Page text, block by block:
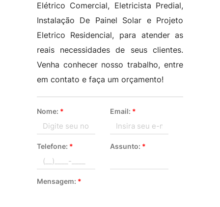
Elétrico Comercial, Eletricista Predial,
Instalação De Painel Solar e Projeto
Eletrico Residencial, para atender as
reais necessidades de seus clientes.
Venha conhecer nosso trabalho, entre
em contato e faça um orçamento!
Nome: * Email: *
Telefone: * Assunto: *
Mensagem: *